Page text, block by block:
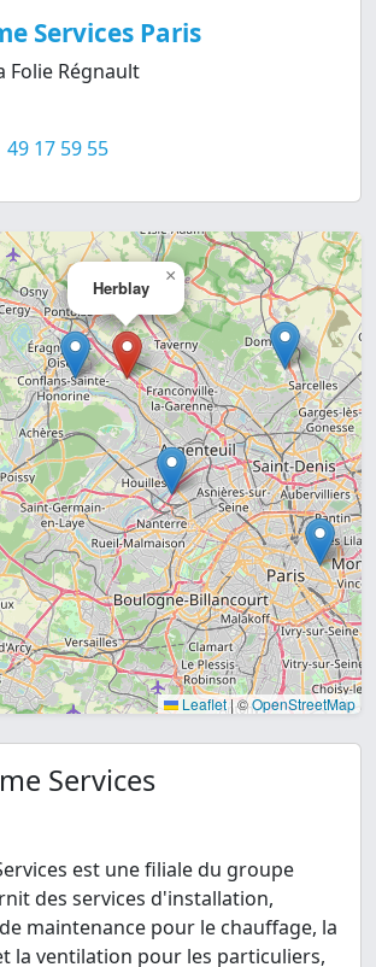
Services Paris
Folie Régnault
49 17 59 55
Herblay
×
Leaflet|©OpenStreetMap
Services
est une filiale du groupe
des services d'installation,
maintenance pour le chauffage, la
la ventilation pour les particuliers,